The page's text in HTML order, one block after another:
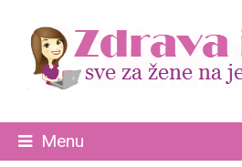
Menu